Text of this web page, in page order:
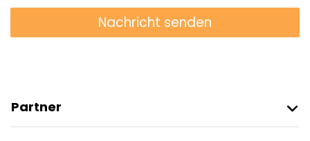
Nachricht senden
Partner